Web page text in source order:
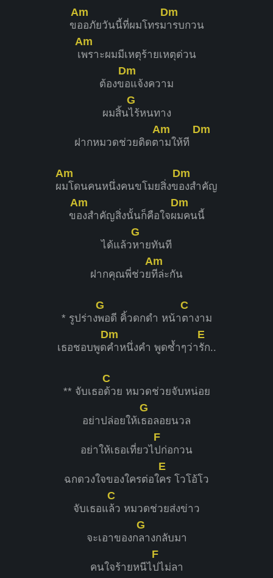
ข
Am
ออภัยวันนี้ที่ผมโทรม
Dm
ารบกวน
เ
Am
พราะผมมีเหตุร้ายเหตุด่วน
ต้องข
Dm
อแจ้งความ
ผมสิ้น
G
ไร้หนทาง
ฝากหมวดช่วยติดต
Am
ามให้ที
Dm
ผ
Am
มโดนคนหนึ่งคนขโมยสิ่งข
Dm
องสำคัญ
ข
Am
องสำคัญสิ่งนั้นก็คือใจผ
Dm
มคนนี้
ได้แล้ว
G
หายทันที
ฝากคุณพี่ช่วย
Am
ทีล่ะกัน
* รูปร่าง
G
พอดี คิ้วดกดำ หน้า
C
ตางาม
เธอชอบพูด
Dm
คำหนึ่งคำ พูดซ้ำๆว่า
E
รัก..
** จับเธอ
C
ด้วย หมวดช่วยจับหน่อย
อย่าปล่อยให้เ
G
ธอลอยนวล
อย่าให้เธอเที่ยวไ
F
ปก่อกวน
ฉกดวงใจของใครต่อใ
E
คร โวโอ้โว
จับเธอแ
C
ล้ว หมวดช่วยส่งข่าว
จะเอาของก
G
ลางกลับมา
คนใจร้ายหนีไ
F
ปไม่ลา